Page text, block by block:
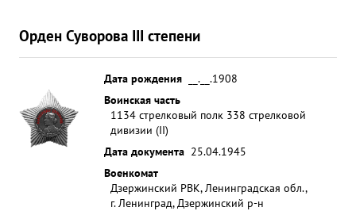
Орден Суворова III степени
Дата рождения
__.__.1908
Воинская часть
1134 стрелковый полк 338 стрелковой
дивизии (II)
Дата документа 25.04.1945
Военкомат
Дзержинский РВК, Ленинградская обл.,
г. Ленинград, Дзержинский р-н